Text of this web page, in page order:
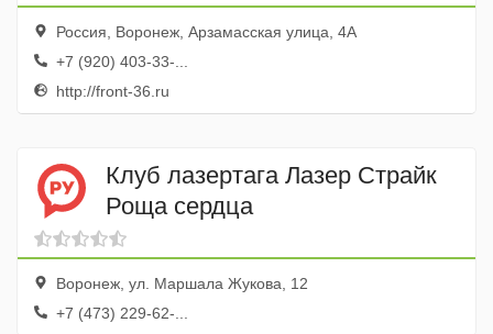
Россия, Воронеж, Арзамасская улица, 4А
+7 (920) 403-33-...
http://front-36.ru
Клуб лазертага Лазер Страйк
Роща сердца
Воронеж, ул. Маршала Жукова, 12
+7 (473) 229-62-...